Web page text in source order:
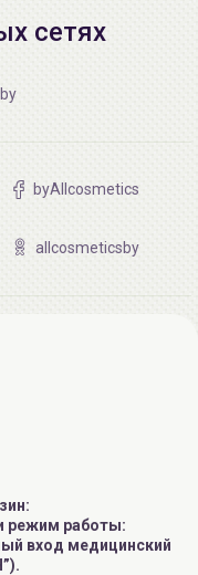
сетях
byAllcosmetics
allcosmeticsby
режим работы:
вход медицинский